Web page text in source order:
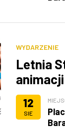
WYDARZENIE
Letnia
12
SIE